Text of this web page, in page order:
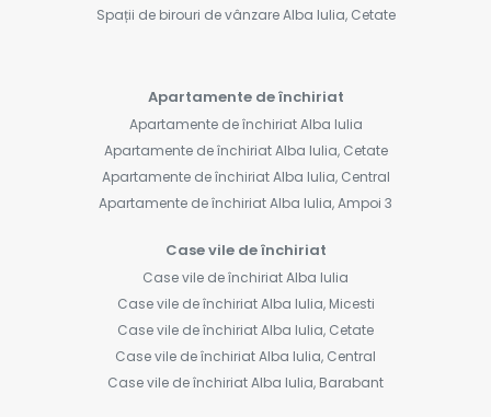
Spații de birouri de vânzare Alba Iulia, Cetate
Apartamente de închiriat
Apartamente de închiriat Alba Iulia
Apartamente de închiriat Alba Iulia, Cetate
Apartamente de închiriat Alba Iulia, Central
Apartamente de închiriat Alba Iulia, Ampoi 3
Case vile de închiriat
Case vile de închiriat Alba Iulia
Case vile de închiriat Alba Iulia, Micesti
Case vile de închiriat Alba Iulia, Cetate
Case vile de închiriat Alba Iulia, Central
Case vile de închiriat Alba Iulia, Barabant